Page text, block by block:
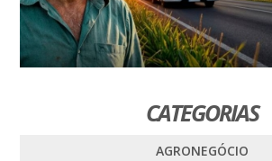
CATEGORIAS
AGRONEGÓCIO